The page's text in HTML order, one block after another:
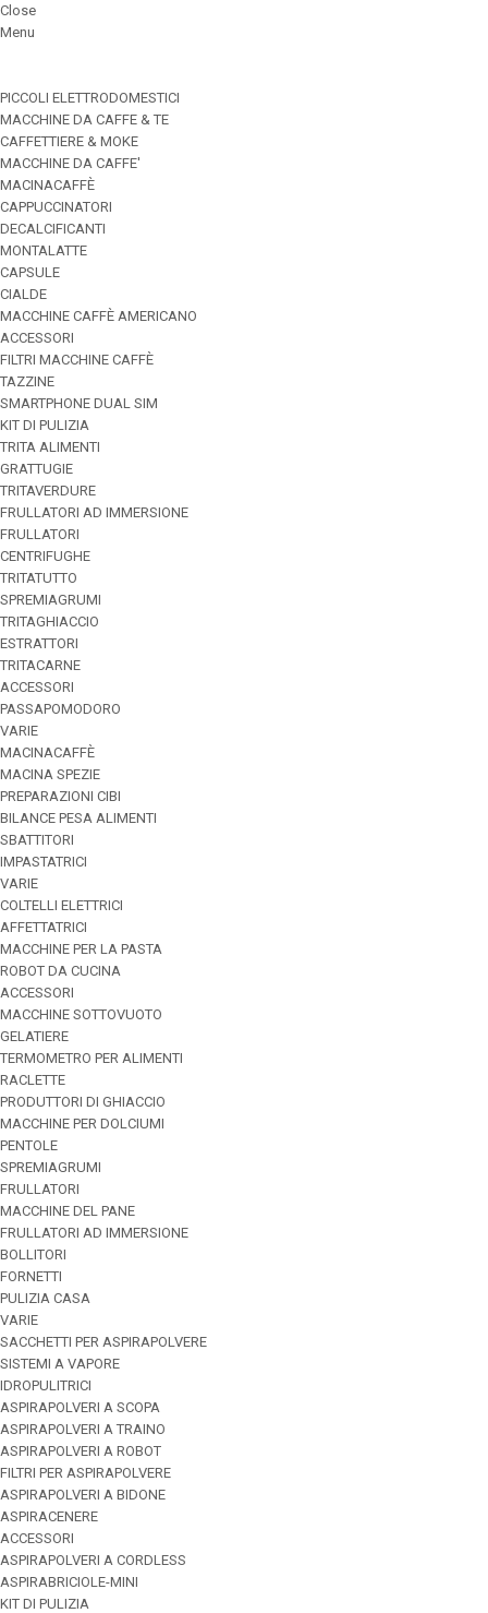
Close
Menu
PICCOLI ELETTRODOMESTICI
MACCHINE DA CAFFE & TE
CAFFETTIERE & MOKE
MACCHINE DA CAFFE'
MACINACAFFÈ
CAPPUCCINATORI
DECALCIFICANTI
MONTALATTE
CAPSULE
CIALDE
MACCHINE CAFFÈ AMERICANO
ACCESSORI
FILTRI MACCHINE CAFFÈ
TAZZINE
SMARTPHONE DUAL SIM
KIT DI PULIZIA
TRITA ALIMENTI
GRATTUGIE
TRITAVERDURE
FRULLATORI AD IMMERSIONE
FRULLATORI
CENTRIFUGHE
TRITATUTTO
SPREMIAGRUMI
TRITAGHIACCIO
ESTRATTORI
TRITACARNE
ACCESSORI
PASSAPOMODORO
VARIE
MACINACAFFÈ
MACINA SPEZIE
PREPARAZIONI CIBI
BILANCE PESA ALIMENTI
SBATTITORI
IMPASTATRICI
VARIE
COLTELLI ELETTRICI
AFFETTATRICI
MACCHINE PER LA PASTA
ROBOT DA CUCINA
ACCESSORI
MACCHINE SOTTOVUOTO
GELATIERE
TERMOMETRO PER ALIMENTI
RACLETTE
PRODUTTORI DI GHIACCIO
MACCHINE PER DOLCIUMI
PENTOLE
SPREMIAGRUMI
FRULLATORI
MACCHINE DEL PANE
FRULLATORI AD IMMERSIONE
BOLLITORI
FORNETTI
PULIZIA CASA
VARIE
SACCHETTI PER ASPIRAPOLVERE
SISTEMI A VAPORE
IDROPULITRICI
ASPIRAPOLVERI A SCOPA
ASPIRAPOLVERI A TRAINO
ASPIRAPOLVERI A ROBOT
FILTRI PER ASPIRAPOLVERE
ASPIRAPOLVERI A BIDONE
ASPIRACENERE
ACCESSORI
ASPIRAPOLVERI A CORDLESS
ASPIRABRICIOLE-MINI
KIT DI PULIZIA